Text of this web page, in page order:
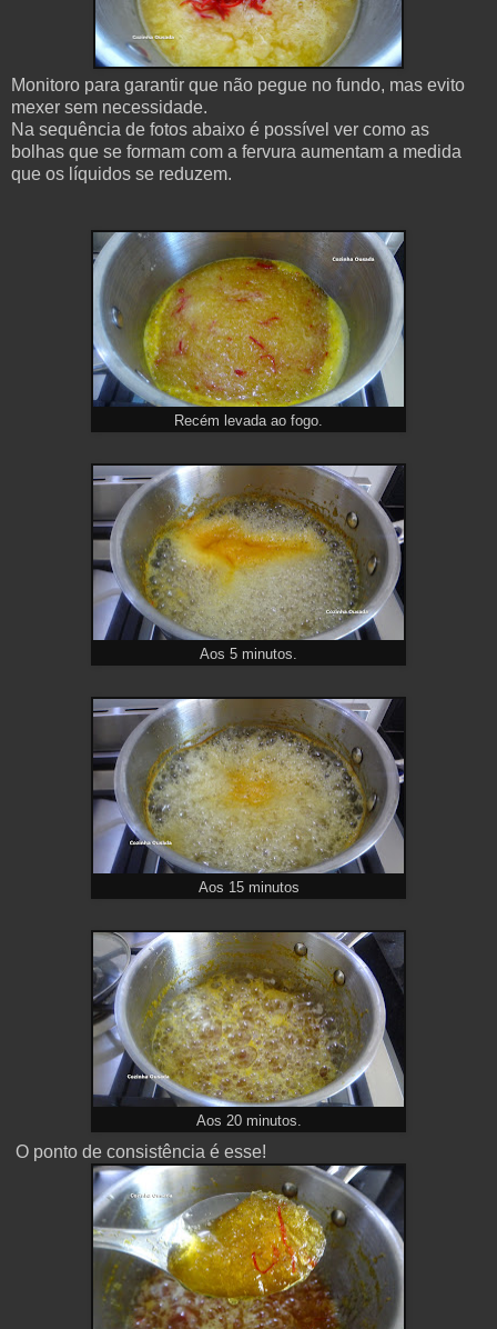
Monitoro para garantir que não pegue no fundo, mas evito
mexer sem necessidade.
Na sequência de fotos abaixo é possível ver como as
bolhas que se formam com a fervura aumentam a medida
que os líquidos se reduzem.
Recém levada ao fogo.
Aos 5 minutos.
Aos 15 minutos
Aos 20 minutos.
O ponto de consistência é esse!